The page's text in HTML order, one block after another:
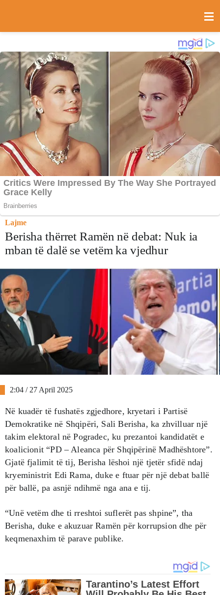
Lajme
Berisha thërret Ramën në debat: Nuk ia
mban të dalë se vetëm ka vjedhur
2:04 / 27 April 2025
Në kuadër të fushatës zgjedhore, kryetari i Partisë
Demokratike në Shqipëri, Sali Berisha, ka zhvilluar një
takim elektoral në Pogradec, ku prezantoi kandidatët e
koalicionit “PD – Aleanca për Shqipërinë Madhështore”.
Gjatë fjalimit të tij, Berisha lëshoi një tjetër sfidë ndaj
kryeministrit Edi Rama, duke e ftuar për një debat ballë
për ballë, pa asnjë ndihmë nga ana e tij.
“Unë vetëm dhe ti rreshtoi suflerët pas shpine”, tha
Berisha, duke e akuzuar Ramën për korrupsion dhe për
keqmenaxhim të parave publike.